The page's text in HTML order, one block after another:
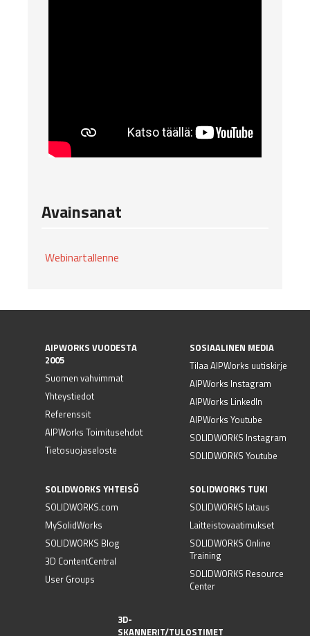
Avainsanat
Webinartallenne
AIPWORKS VUODESTA
2005
Suomen vahvimmat
Yhteystiedot
Referenssit
AIPWorks Toimitusehdot
Tietosuojaseloste
SOSIAALINEN MEDIA
Tilaa AIPWorks uutiskirje
AIPWorks Instagram
AIPWorks LinkedIn
AIPWorks Youtube
SOLIDWORKS Instagram
SOLIDWORKS Youtube
SOLIDWORKS YHTEISÖ
SOLIDWORKS.com
MySolidWorks
SOLIDWORKS Blog
3D ContentCentral
User Groups
SOLIDWORKS TUKI
SOLIDWORKS lataus
Laitteistovaatimukset
SOLIDWORKS Online
Training
SOLIDWORKS Resource
Center
3D-
SKANNERIT/TULOSTIMET